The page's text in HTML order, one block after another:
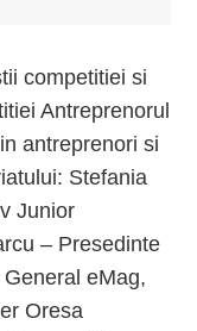
competitiei si
Antreprenorul
antreprenori si
Stefania
Junior
– Presedinte
eMag,
Oresa